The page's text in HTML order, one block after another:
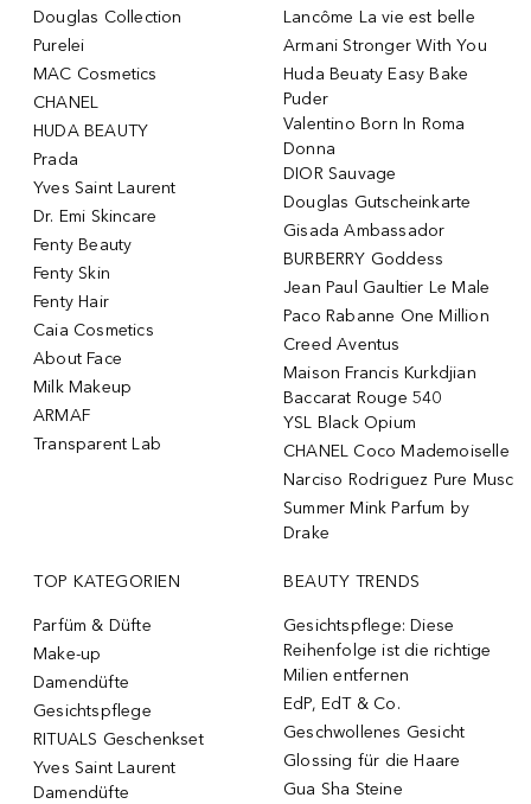
Douglas Collection
Purelei
MAC Cosmetics
CHANEL
HUDA BEAUTY
Prada
Yves Saint Laurent
Dr. Emi Skincare
Fenty Beauty
Fenty Skin
Fenty Hair
Caia Cosmetics
About Face
Milk Makeup
ARMAF
Transparent Lab
Lancôme La vie est belle
Armani Stronger With You
Huda Beuaty Easy Bake
Puder
Valentino Born In Roma
Donna
DIOR Sauvage
Douglas Gutscheinkarte
Gisada Ambassador
BURBERRY Goddess
Jean Paul Gaultier Le Male
Paco Rabanne One Million
Creed Aventus
Maison Francis Kurkdjian
Baccarat Rouge 540
YSL Black Opium
CHANEL Coco Mademoiselle
Narciso Rodriguez Pure Musc
Summer Mink Parfum by
Drake
TOP KATEGORIEN
Parfüm & Düfte
Make-up
Damendüfte
Gesichtspflege
RITUALS Geschenkset
Yves Saint Laurent
Damendüfte
BEAUTY TRENDS
Gesichtspflege: Diese
Reihenfolge ist die richtige
Milien entfernen
EdP, EdT & Co.
Geschwollenes Gesicht
Glossing für die Haare
Gua Sha Steine